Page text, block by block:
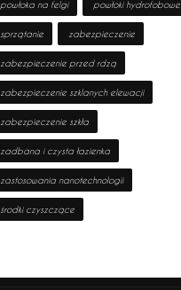
powłoka na felgi powłoki hydrofobowe
sprzątanie zabezpieczenie
zabezpieczenie przed rdzą
zabezpieczenie szklanych elewacji
zabezpieczenie szkła
zadbana i czysta łazienka
zastosowania nanotechnologii
środki czyszczące